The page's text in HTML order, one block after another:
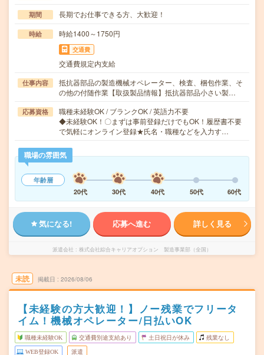
期間 長期でお仕事できる方、大歓迎！
時給 時給1400～1750円
交通費
交通費規定内支給
仕事内容
抵抗器部品の製造機械オペレーター、検査、梱包作業、そ
の他の付随作業【取扱製品情報】抵抗器部品小さい製…
応募資格
職種未経験OK / ブランクOK / 英語力不要
◆未経験OK！〇まずは事前登録だけでもOK！履歴書不要
で気軽にオンライン登録★氏名・職種などを入力す…
職場の雰囲気
年齢層
20代
30代 40代 50代 60代
気になる! 応募へ進む 詳しく見る
派遣会社 株式会社綜合キャリアオプション 製造事業部（全国）
未読 掲載日 2026/08/06
【未経験の方大歓迎！】ノー残業でフリータ
イム！機械オペレーター/日払いOK
職種未経験OK 交通費別途支給あり 土日祝日が休み 残業なし
WEB登録OK 派遣